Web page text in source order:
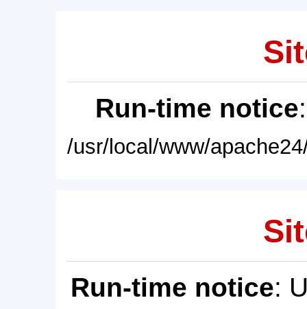
Run-time notice
/usr/local/www/
Run-time notice: